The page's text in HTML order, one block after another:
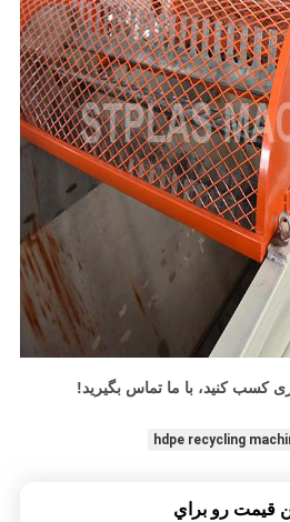
کسب کنید، با ما تماس بگیرید!
hdpe recycling
قيمت رو براي